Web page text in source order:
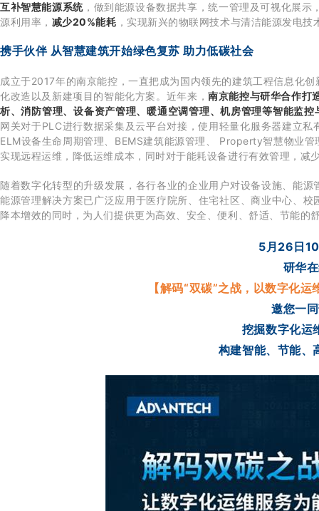
互补智慧能源系统，做到能源设备数据共享，统一管理及可视化展示
源利用率， 减少20%能耗 ，实现新兴的物联网技术与清洁能源发电
携手伙伴 从智慧建筑开始绿色复苏 助力低碳社会
成立于2017年的南京能控，一直把成为国内领先的建筑工程信息化
化改造以及新建项目的智能化方案。近年来，南京能控与研华合作打
析、消防管理、设备资产管理、暖通空调管理、机房管理等智能监
网关对于PLC进行数据采集及云平台对接，使用轻量化服务器建立
ELM设备生命周期管理、BEMS建筑能源管理、 Property智慧物业
实现远程运维，降低运维成本，同时对于能耗设备进行有效管理，减
随着数字化转型的升级发展，各行各业的企业用户对设备设施、能
能源管理解决方案已广泛应用于医疗院所、住宅社区、商业中心、
降本增效的同时，为人们提供更为高效、安全、便利、舒适、节能的
5月26日
研华
【解码“双碳”之战，以数字化
邀您一
挖掘数字化运
构建智能、节能、